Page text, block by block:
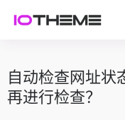
自动检查网址状
再进行检查？